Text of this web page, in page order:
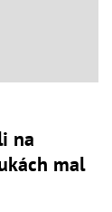
na
mal